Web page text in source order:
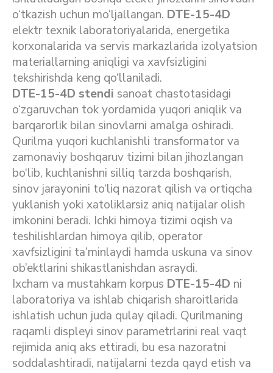
o‘tkazish uchun mo‘ljallangan. DTE-15-4D
elektr texnik laboratoriyalarida, energetika
korxonalarida va servis markazlarida izolyatsion
materiallarning aniqligi va xavfsizligini
tekshirishda keng qo‘llaniladi.
DTE-15-4D stendi sanoat chastotasidagi
o‘zgaruvchan tok yordamida yuqori aniqlik va
barqarorlik bilan sinovlarni amalga oshiradi.
Qurilma yuqori kuchlanishli transformator va
zamonaviy boshqaruv tizimi bilan jihozlangan
bo‘lib, kuchlanishni silliq tarzda boshqarish,
sinov jarayonini to‘liq nazorat qilish va ortiqcha
yuklanish yoki xatoliklarsiz aniq natijalar olish
imkonini beradi. Ichki himoya tizimi oqish va
teshilishlardan himoya qilib, operator
xavfsizligini ta’minlaydi hamda uskuna va sinov
ob’ektlarini shikastlanishdan asraydi.
Ixcham va mustahkam korpus DTE-15-4D ni
laboratoriya va ishlab chiqarish sharoitlarida
ishlatish uchun juda qulay qiladi. Qurilmaning
raqamli displeyi sinov parametrlarini real vaqt
rejimida aniq aks ettiradi, bu esa nazoratni
soddalashtiradi, natijalarni tezda qayd etish va